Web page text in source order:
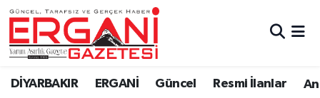
DİYARBAKIR ERGANİ Güncel Resmi İlanlar
DİYARBAKIR
BİSMİL
BAĞLAR
ERGANİ
Ergani Nöbetçi Eczaneler
Ergani Hava Durumu